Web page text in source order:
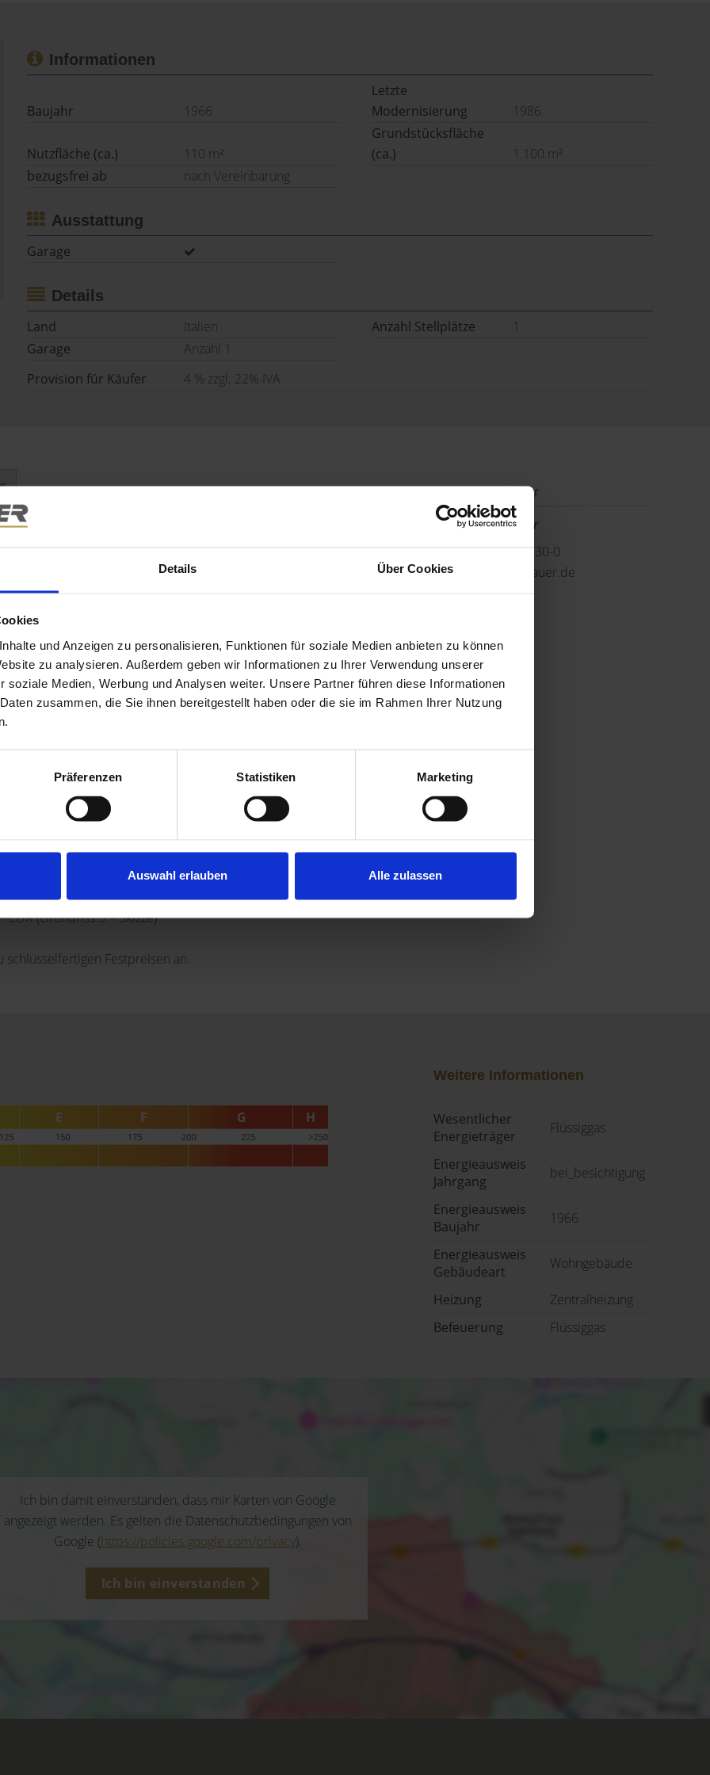
Details Über Cookies
und Anzeigen zu personalisieren, Funktionen für soziale Medien anbieten zu können
zu analysieren. Außerdem geben wir Informationen zu Ihrer Verwendung unserer
soziale Medien, Werbung und Analysen weiter. Unsere Partner führen diese Informationen
zusammen, die Sie ihnen bereitgestellt haben oder die sie im Rahmen Ihrer Nutzung
Präferenzen Statistiken Marketing
Auswahl erlauben Alle zulassen
Informationen
Baujahr 1966
Letzte
Modernisierung
1986
Nutzfläche (ca.) 110 m²
Grundstücksfläche
(ca.)
1.100 m²
bezugsfrei ab
nach Vereinbarung
Ausstattung
Garage
Details
Land
Italien Anzahl Stellplätze
1
Garage
Anzahl 1
Provision für Käufer
4 % zzgl. 22% IVA
Villa, verfügt über ca. 110 m² Wfl./Nfl. und ein
Ruhe sowie einen wunderschönen Blick genießen.
sowie ein Badezimmer und eine kleine Küche. Derzeit
findet man auch Platz für größere Autos, wie z. B.
Zustand befindet zum Preis von 499.000,--EUR
und Renovierung für zzgl.ca. 290.000,--EUR
Zustand befindet zum Preis von 499.000,--EUR
Nfl. und ca. 130 m² großer Dachterrasse mit
(Grundriss 3 + Skizze)
Festpreisen an.
Ansprechpartner
Herr Jürgen Benker
Telefon: 089 749830-0
j.benker@gerschlauer.de
Weitere Informationen
Wesentlicher
Energieträger
Flüssiggas
Energieausweis
Jahrgang
bei_besichtigung
Energieausweis
Baujahr
1966
Energieausweis
Gebäudeart
Wohngebäude
Heizung
Zentralheizung
Befeuerung
Flüssiggas
Ich bin damit einverstanden, dass mir Karten von Google
angezeigt werden. Es gelten die Datenschutzbedingungen von
Google (https://policies.google.com/privacy).
Ich bin einverstanden